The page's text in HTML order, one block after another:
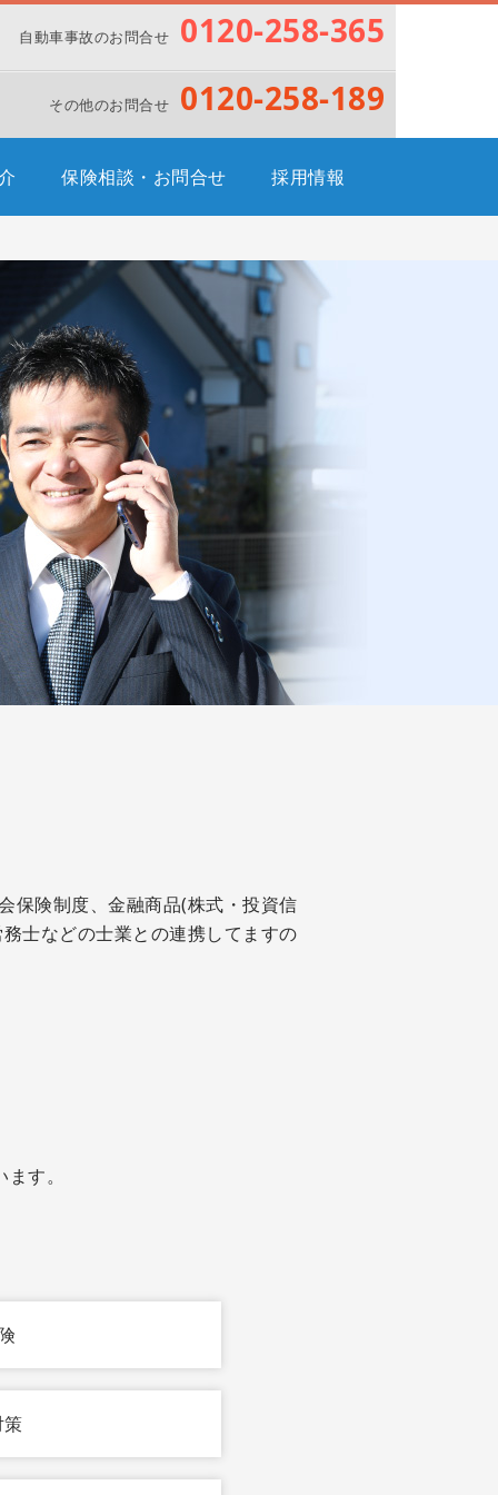
自動車事故のお問合せ 0120-258-365
その他のお問合せ 0120-258-189
保険相談・お問合せ 採用情報
保険制度、金融商品(株式・投資信
士などの士業との連携してますの
す。